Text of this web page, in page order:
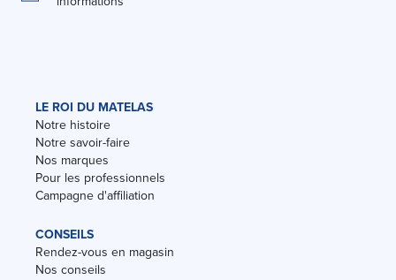
LE ROI DU MATELAS
Notre histoire
Notre savoir-faire
Nos marques
Pour les professionnels
Campagne d'affiliation
CONSEILS
Rendez-vous en magasin
Nos conseils